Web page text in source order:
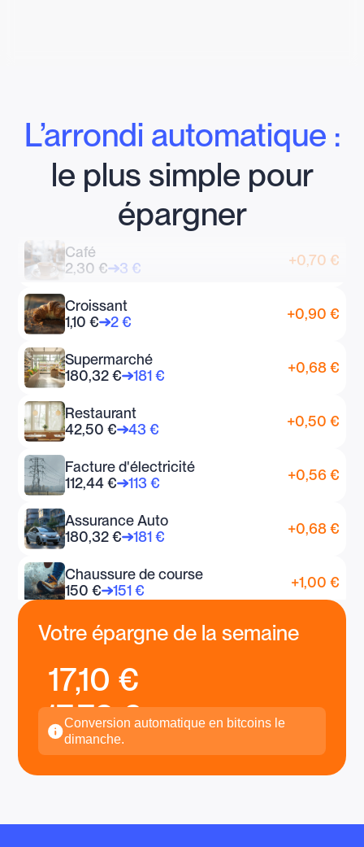
L’arrondi automatique :
le plus simple pour
épargner
Café
2,30 €
3 € +0,70 €
Croissant
1,10 €
2 € +0,90 €
Supermarché
180,32 €
181 € +0,68 €
Restaurant
42,50 €
43 € +0,50 €
Facture d'électricité
112,44 €
113 € +0,56 €
Assurance Auto
180,32 €
181 € +0,68 €
Chaussure de course
150 €
151 € +1,00 €
Café
2,30 €
3 € +0,70 €
Croissant
1,10 €
Supermarché
180,32 €
181 €
Votre épargne de la semaine
17,10 €
17,78 €
18,28 €
19,52 €
Conversion automatique en bitcoins le
dimanche.